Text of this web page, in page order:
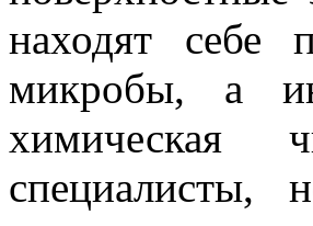
находят себе
микробы, а
химическая
специалисты,